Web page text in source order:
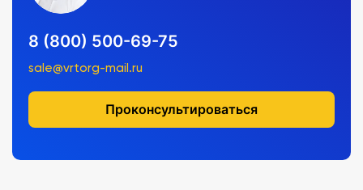
8 (800) 500-69-75
sale@vrtorg-mail.ru
Проконсультироваться